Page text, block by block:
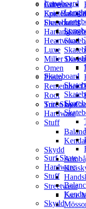
Skateboard
Surf Skate
Hardware
Stuff
Skydd
Streetwear
Face
Carver
Epic
Freewheels
Harfang
Heartwood
Luxe
Miller
Omen
Prism
Remember
Root
Triton by
Adresser
Longboard
Skateboard
Surf Skate
Hardware
Stuff
Skydd